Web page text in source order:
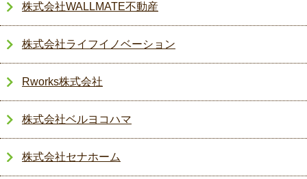
株式会社WALLMATE不動産
株式会社ライフイノベーション
Rworks株式会社
株式会社ベルヨコハマ
株式会社セナホーム